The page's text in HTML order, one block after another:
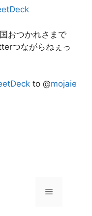
おつかれさまで
つながらねぇっ
to @mojaie